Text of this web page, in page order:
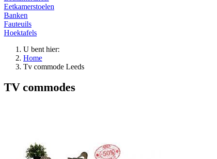
Eetkamerstoelen
Banken
Fauteuils
Hoektafels
U bent hier:
Home
Tv commode Leeds
TV commodes